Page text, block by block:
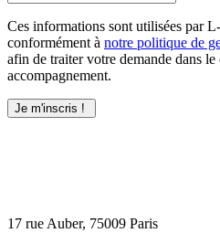
Ces informations sont utilisées par
conformément à notre politique de
afin de traiter votre demande dans le
accompagnement.
17 rue Auber, 75009 Paris